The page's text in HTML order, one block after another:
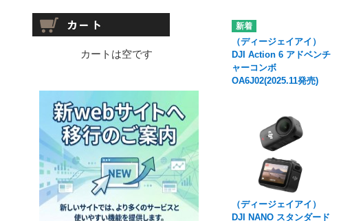
（ディージェイアイ）
DJI Action 6 アドベンチ
ャーコンボ
OA6J02(2025.11発売)
（ディージェイアイ）
DJI NANO スタンダード
カートは空です